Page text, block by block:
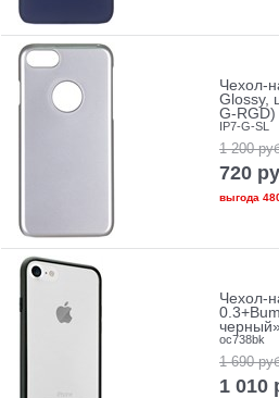
Чехол-
Glossy,
G-RGD)
IP7-G-SL
1 200
720
выгода
Чехол-
oc738bk
1 690
1 010